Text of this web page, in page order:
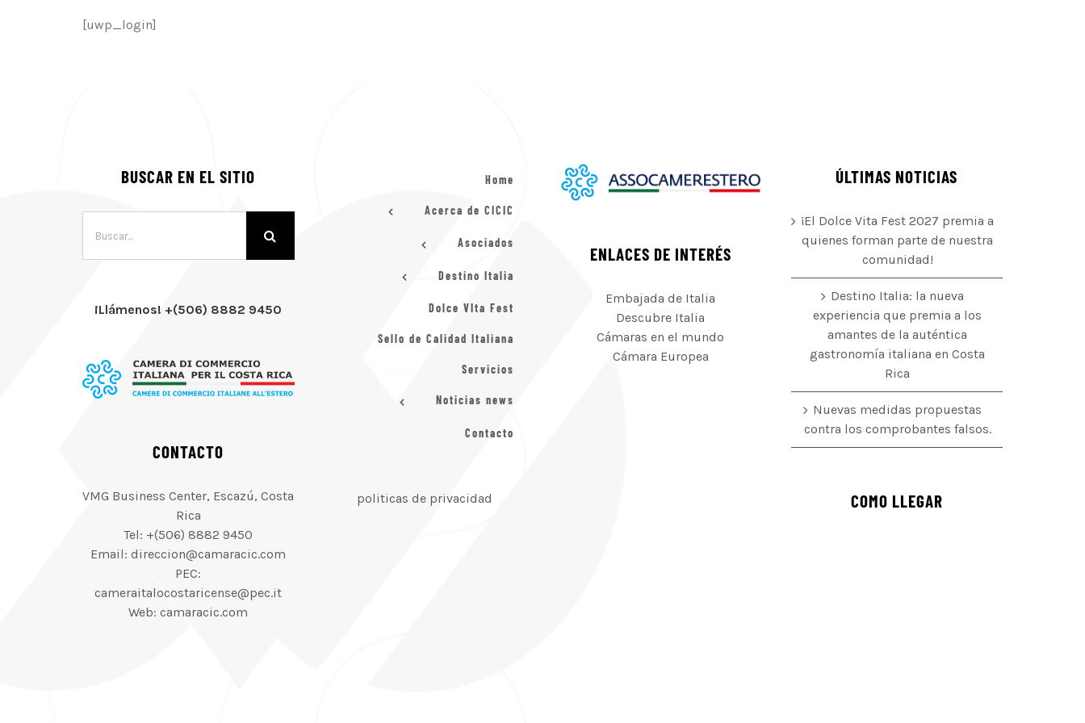
[uwp_login]
BUSCAR EN EL SITIO
¡Llámenos! +(506) 8882 9450
CONTACTO
VMG Business Center, Escazú, Costa
Rica
Tel: +(506) 8882 9450
Email: direccion@camaracic.com
PEC:
cameraitalocostaricense@pec.it
Web: camaracic.com
Home
Acerca de CICIC
Asociados
Destino Italia
Dolce VIta Fest
Sello de Calidad Italiana
Servicios
Noticias news
Contacto
politicas de privacidad
ENLACES DE INTERÉS
Embajada de Italia
Descubre Italia
Cámaras en el mundo
Cámara Europea
ÚLTIMAS NOTICIAS
¡El Dolce Vita Fest 2027 premia a
quienes forman parte de nuestra
comunidad!
Destino Italia: la nueva
experiencia que premia a los
amantes de la auténtica
gastronomía italiana en Costa
Rica
Nuevas medidas propuestas
contra los comprobantes falsos.
COMO LLEGAR